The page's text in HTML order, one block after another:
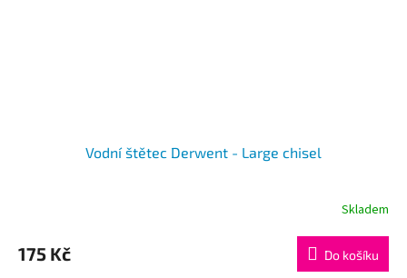
Vodní štětec Derwent - Large chisel
Skladem
175 Kč Do košíku